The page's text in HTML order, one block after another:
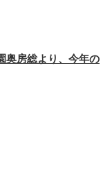
奥房総より、今年の